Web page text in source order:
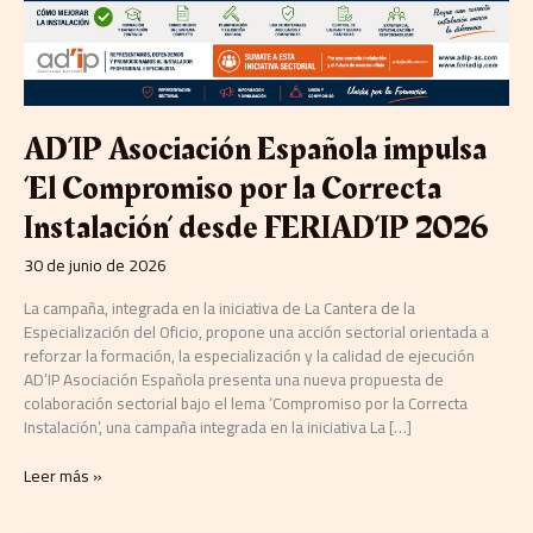
AD’IP Asociación Española impulsa
‘El Compromiso por la Correcta
Instalación’ desde FERIAD’IP 2026
30 de junio de 2026
La campaña, integrada en la iniciativa de La Cantera de la
Especialización del Oficio, propone una acción sectorial orientada a
reforzar la formación, la especialización y la calidad de ejecución
AD’IP Asociación Española presenta una nueva propuesta de
colaboración sectorial bajo el lema ‘Compromiso por la Correcta
Instalación’, una campaña integrada en la iniciativa La […]
Instalación’
desde
FERIAD’IP
2026
Leer más »